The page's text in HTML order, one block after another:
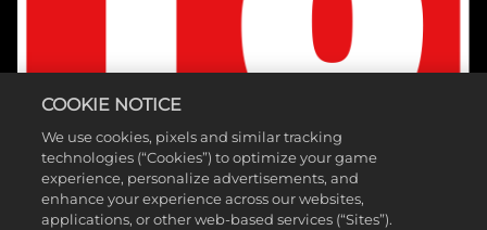
COOKIE NOTICE
We use cookies, pixels and similar tracking
technologies (“Cookies”) to optimize your game
experience, personalize advertisements, and
enhance your experience across our websites,
applications, or other web-based services (“Sites”).